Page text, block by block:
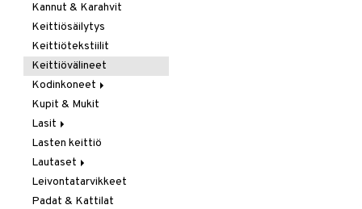
Kannut & Karahvit
Keittiösäilytys
Keittiötekstiilit
Keittiövälineet
Kodinkoneet
Kahvi, Tee & Espresso
Leivänpaahtimet
Mixerit &
Sähkövatkaimet
Muut koneet
Vedenkeittimet
Kupit & Mukit
Lasit
Juoma- & Cocktailasit
Juomalasit
Olutlasit
Shamppanjalasit
Lasten keittiö
Lautaset
Asetit
Ruokalautaset
Leivontatarvikkeet
Padat & Kattilat